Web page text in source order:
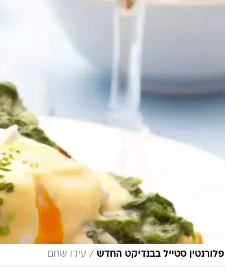
פלורנטין סטייל בבנדיקט החדש / עידו שחם